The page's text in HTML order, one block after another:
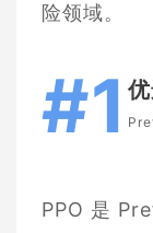
险领域。
#1
PPO 是